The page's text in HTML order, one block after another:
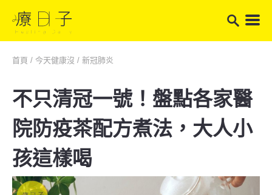
首頁 / 今天健康沒 / 新冠肺炎
不只清冠一號！盤點各家醫
院防疫茶配方煮法，大人小
孩這樣喝